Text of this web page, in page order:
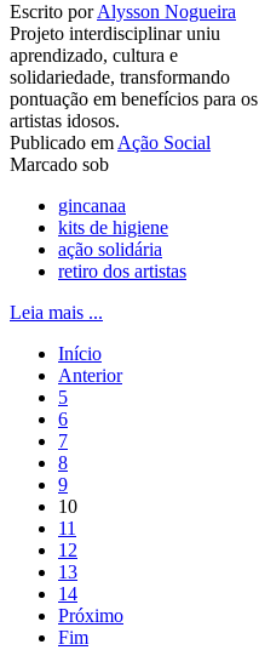
Escrito porAlysson Nogueira
Projeto interdisciplinar uniu
aprendizado, cultura e
solidariedade, transformando
pontuação em benefícios para os
artistas idosos.
Publicado em Ação Social
Marcado sob
gincanaa
kits de higiene
ação solidária
retiro dos artistas
Leia mais ...
Início
Anterior
5
6
7
8
9
10
11
12
13
14
Próximo
Fim